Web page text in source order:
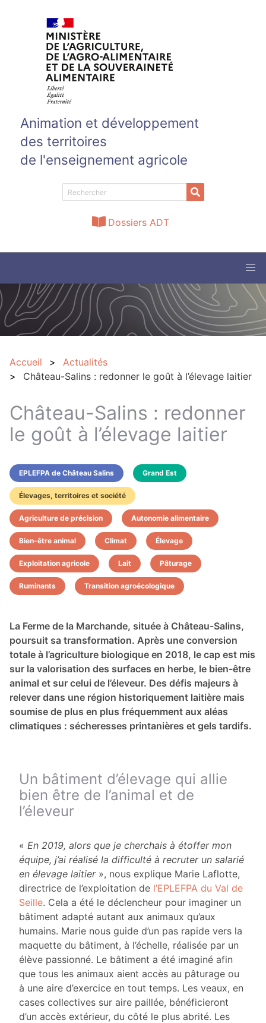
Animation et développement
des territoires
de l'enseignement agricole
Dossiers ADT
Accueil
Actualités
Château-Salins : redonner le goût à l’élevage laitier
Château-Salins : redonner
le goût à l’élevage laitier
EPLEFPA de Château Salins Grand Est
Élevages, territoires et société
Agriculture de précision Autonomie alimentaire
Bien-être animal Climat Élevage
Exploitation agricole Lait Pâturage
Ruminants Transition agroécologique
La Ferme de la Marchande, située à Château-Salins,
poursuit sa transformation. Après une conversion
totale à l’agriculture biologique en 2018, le cap est mis
sur la valorisation des surfaces en herbe, le bien-être
animal et sur celui de l’éleveur. Des défis majeurs à
relever dans une région historiquement laitière mais
soumise de plus en plus fréquemment aux aléas
climatiques : sécheresses printanières et gels tardifs.
Un bâtiment d’élevage qui allie
bien être de l’animal et de
l’éleveur
« En 2019, alors que je cherchais à étoffer mon
équipe, j’ai réalisé la difficulté à recruter un salarié
en élevage laitier», nous explique Marie Laflotte,
directrice de l’exploitation de l’EPLEFPA du Val de
Seille. Cela a été le déclencheur pour imaginer un
bâtiment adapté autant aux animaux qu’aux
humains. Marie nous guide d’un pas rapide vers la
maquette du bâtiment, à l’échelle, réalisée par un
élève passionné. Le bâtiment a été imaginé afin
que tous les animaux aient accès au pâturage ou
à une aire d’exercice en tout temps. Les veaux, en
cases collectives sur aire paillée, bénéficieront
d’un accès extérieur, du côté le plus abrité. Les